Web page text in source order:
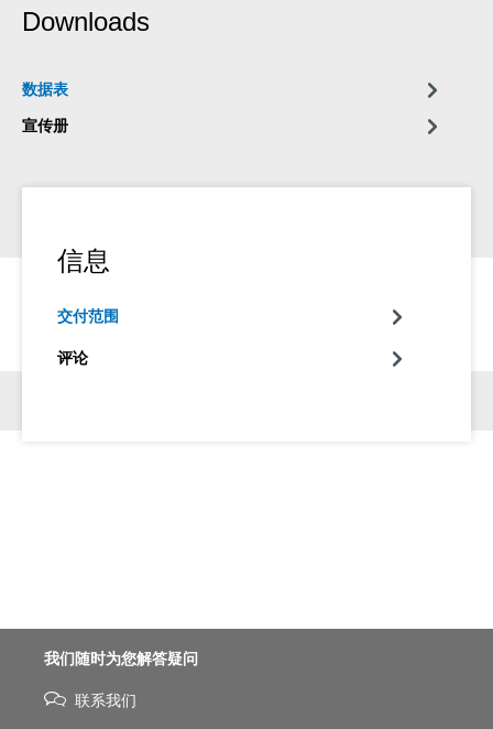
Downloads
数据表
宣传册
信息
交付范围
评论
我们随时为您解答疑问
联系我们